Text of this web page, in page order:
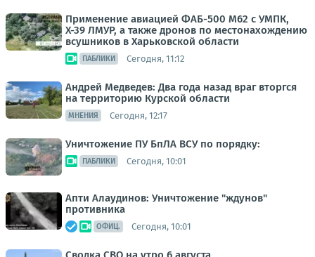
Применение авиацией ФАБ-500 М62 с УМПК,
Х-39 ЛМУР, а также дронов по местонахождению
всушников в Харьковской области
ПАБЛИКИ Сегодня, 11:12
Андрей Медведев: Два года назад враг вторгся
на территорию Курской области
МНЕНИЯ Сегодня, 12:17
Уничтожение ПУ БпЛА ВСУ по порядку:
ПАБЛИКИ Сегодня, 10:01
Апти Алаудинов: Уничтожение "ждунов"
противника
ОФИЦ. Сегодня, 10:01